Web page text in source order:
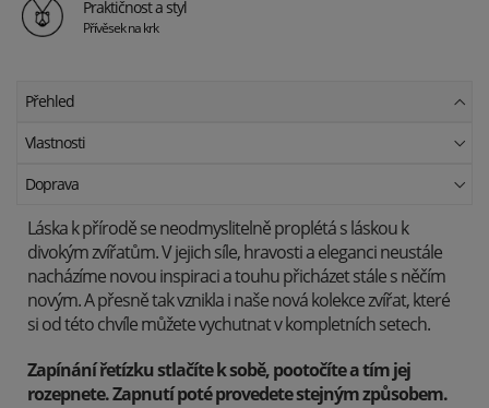
Praktičnost a styl
Přívěsek na krk
Přehled
Vlastnosti
Doprava
Láska k přírodě se neodmyslitelně proplétá s láskou k
divokým zvířatům. V jejich síle, hravosti a eleganci neustále
nacházíme novou inspiraci a touhu přicházet stále s něčím
novým. A přesně tak vznikla i naše nová kolekce zvířat, které
si od této chvíle můžete vychutnat v kompletních setech.
Zapínání řetízku stlačíte k sobě, pootočíte a tím jej
rozepnete. Zapnutí poté provedete stejným způsobem.